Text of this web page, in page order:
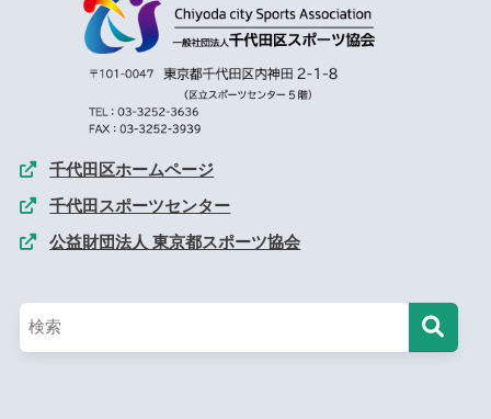
千代田区ホームページ
千代田スポーツセンター
公益財団法人 東京都スポーツ協会